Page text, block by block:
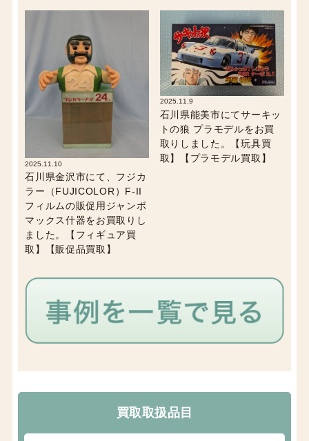
2025.11.10
石川県金沢市にて、フジカ
ラー（FUJICOLOR）F-II
フィルムの販促用ジャンボ
マックス什器をお買取りし
ました。【フィギュア買
取】【販促品買取】
2025.11.9
石川県能美市にてサーキッ
トの狼 プラモデルをお買
取りしました。【玩具買
取】【プラモデル買取】
買取取扱品目